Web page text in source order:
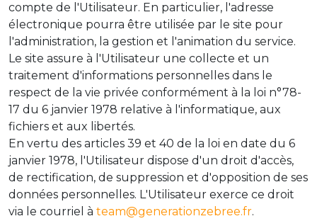
compte de l'Utilisateur. En particulier, l'adresse
électronique pourra être utilisée par le site pour
l'administration, la gestion et l'animation du service.
Le site assure à l'Utilisateur une collecte et un
traitement d'informations personnelles dans le
respect de la vie privée conformément à la loi n°78-
17 du 6 janvier 1978 relative à l'informatique, aux
fichiers et aux libertés.
En vertu des articles 39 et 40 de la loi en date du 6
janvier 1978, l'Utilisateur dispose d'un droit d'accès,
de rectification, de suppression et d'opposition de ses
données personnelles. L'Utilisateur exerce ce droit
via le courriel à team@generationzebree.fr.